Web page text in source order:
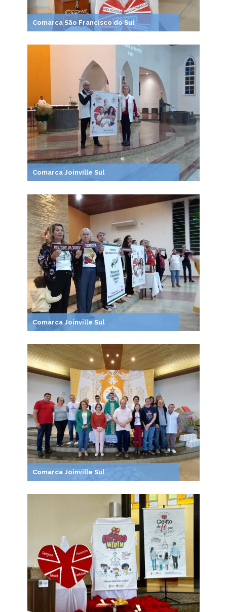
Comarca São Francisco do Sul
Comarca Joinville Sul
Comarca Joinville Sul
Comarca Joinville Sul